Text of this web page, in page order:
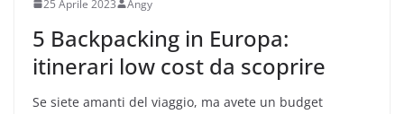
25 Aprile 2023 Angy
5 Backpacking in Europa:
itinerari low cost da scoprire
Se siete amanti del viaggio, ma avete un budget